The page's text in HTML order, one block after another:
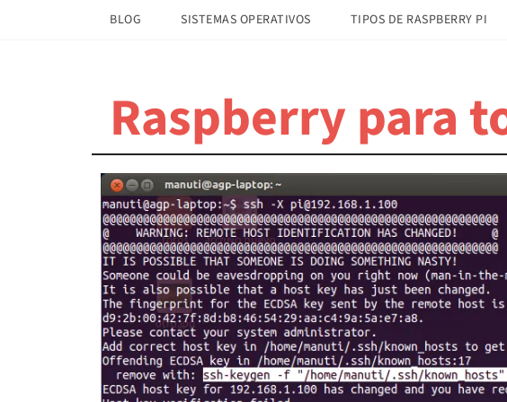
BLOG SISTEMAS OPERATIVOS TIPOS DE RASPBERRY PI
Raspberry para